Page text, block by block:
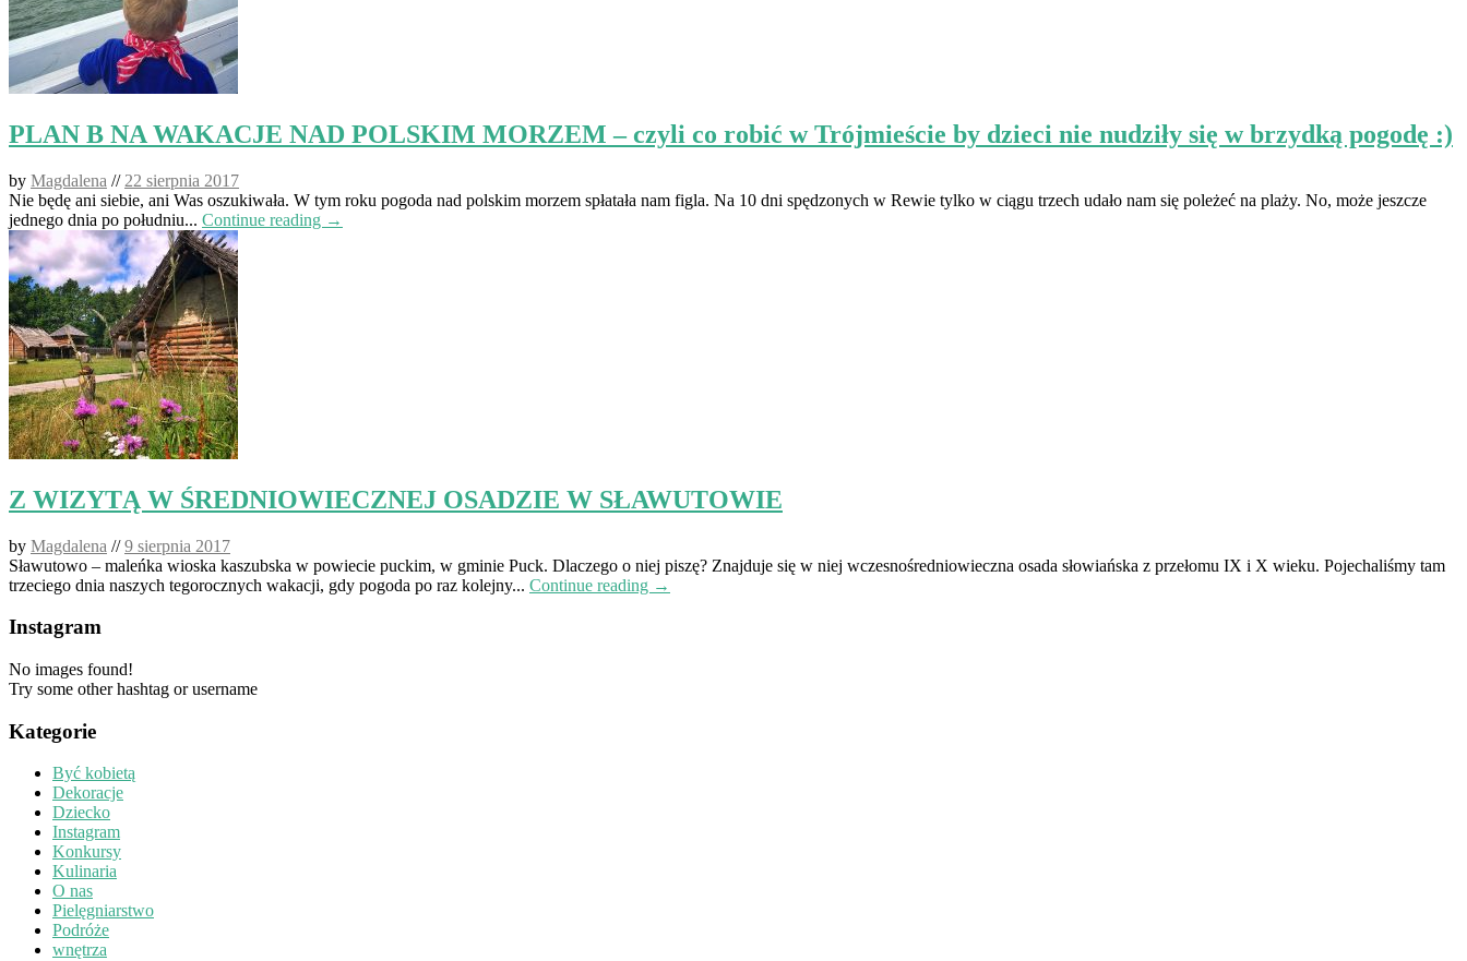
PLAN B NA WAKACJE NAD POLSKIM MORZEM – czyli co robić w Trójmieście by dzieci nie nudziły się w brzydką pogodę :)
by Magdalena // 22 sierpnia 2017
Nie będę ani siebie, ani Was oszukiwała. W tym roku pogoda nad polskim morzem spłatała nam figla. Na 10 dni spędzonych w Rewie tylko w ciągu trzech udało nam się poleżeć na plaży. No, może jeszcze
jednego dnia po południu... Continue reading →
Z WIZYTĄ W ŚREDNIOWIECZNEJ OSADZIE W SŁAWUTOWIE
by Magdalena //9 sierpnia 2017
Sławutowo – maleńka wioska kaszubska w powiecie puckim, w gminie Puck. Dlaczego o niej piszę? Znajduje się w niej wczesnośredniowieczna osada słowiańska z przełomu IX i X wieku. Pojechaliśmy tam
trzeciego dnia naszych tegorocznych wakacji, gdy pogoda po raz kolejny... Continue reading →
Instagram
No images found!
Try some other hashtag or username
Kategorie
Być kobietą
Dekoracje
Dziecko
Instagram
Konkursy
Kulinaria
O nas
Pielęgniarstwo
Podróże
wnętrza